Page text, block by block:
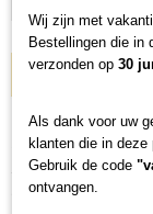
IN
Specificaties
Productcode
Omschrijving
Wij zijn met
Bestellingen die in
verzonden op 30
Als dank voor uw
klanten die in deze
Gebruik de code
ontvangen.